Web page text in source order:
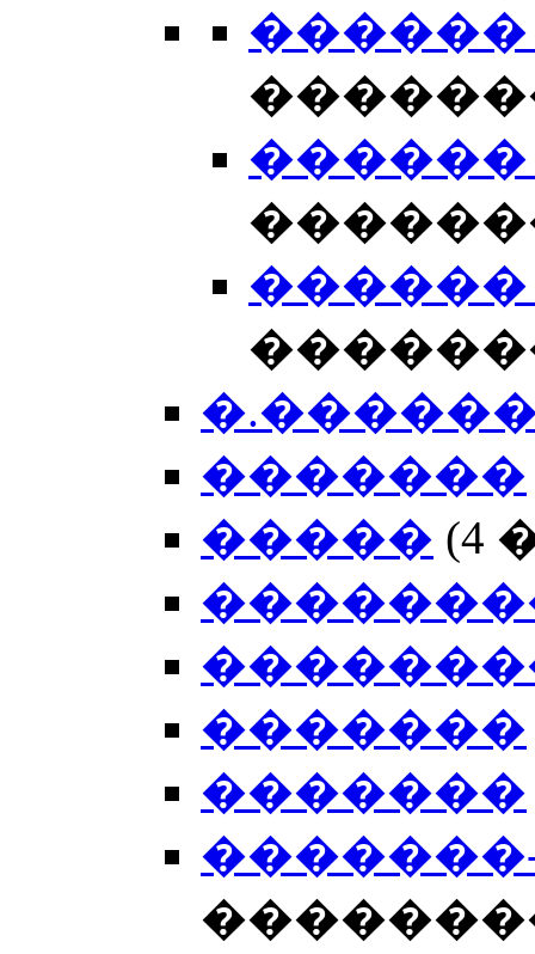
������
������
������
�������
����� (4
�������
�������